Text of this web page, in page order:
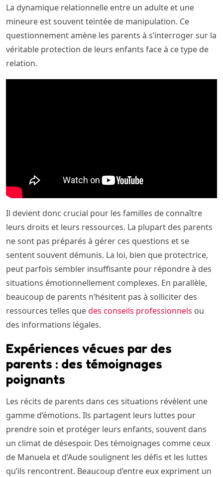
La dynamique relationnelle entre un adulte et une
mineure est souvent teintée de manipulation. Ce
questionnement amène les parents à s’interroger sur la
véritable protection de leurs enfants face à ce type de
relation.
Il devient donc crucial pour les familles de connaître
leurs droits et leurs ressources. La plupart des parents
ne sont pas préparés à gérer ces questions et se
sentent souvent démunis. La loi, bien que protectrice,
peut parfois sembler insuffisante pour répondre à des
situations émotionnellement complexes. En parallèle,
beaucoup de parents n’hésitent pas à solliciter des
ressources telles quedes conseils professionnels ou
des informations légales.
Expériences vécues par des
parents : des témoignages
poignants
Les récits de parents dans ces situations révèlent une
gamme d’émotions. Ils partagent leurs luttes pour
prendre soin et protéger leurs enfants, souvent dans
un climat de désespoir. Des témoignages comme ceux
de Manuela et d’Aude soulignent les défis et les luttes
qu’ils rencontrent. Beaucoup d’entre eux expriment un